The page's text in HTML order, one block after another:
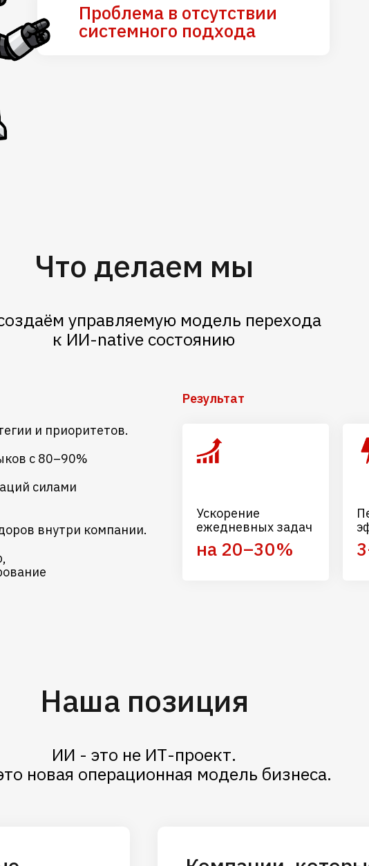
Проблема в отсутствии
системного подхода
управляемую модель перехода
к ИИ-native состоянию
Что делаем мы
силами
с 80–90%
и приоритетов.
внутри компании.
Результат
на 20–30%
Ускорение
ежедневных задач
ИИ - это не ИТ-проект.
новая операционная модель бизнеса.
Наша позиция